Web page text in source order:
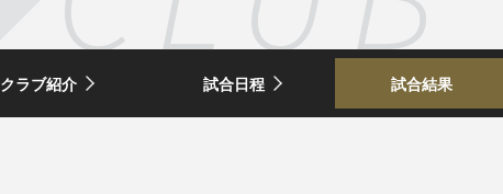
クラブ紹介 試合日程 試合結果